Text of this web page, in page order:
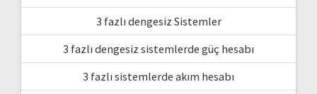
3 fazlı dengesiz Sistemler
3 fazlı dengesiz sistemlerde güç hesabı
3 fazlı sistemlerde akım hesabı